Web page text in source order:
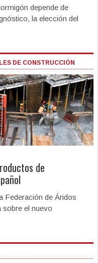
depende de
la elección del
DE CONSTRUCCIÓN
de
Federación de Áridos
sobre el nuevo